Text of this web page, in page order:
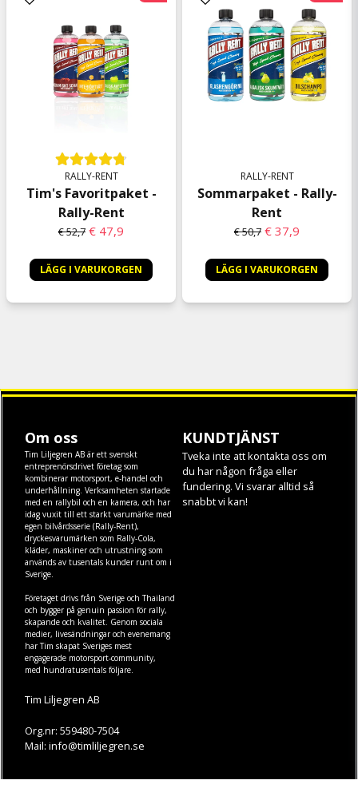
RALLY-RENT
Tim's Favoritpaket -
Rally-Rent
€ 52,7 € 47,9
LÄGG I VARUKORGEN
RALLY-RENT
Sommarpaket - Rally-
Rent
€ 50,7 € 37,9
LÄGG I VARUKORGEN
Om oss
Tim Liljegren AB är ett svenskt
entreprenörsdrivet företag som
kombinerar motorsport, e-handel och
underhållning. Verksamheten startade
med en rallybil och en kamera, och har
idag vuxit till ett starkt varumärke med
egen bilvårdsserie (Rally-Rent),
dryckesvarumärken som Rally-Cola,
kläder, maskineroch utrustning som
används av tusentals kunder runt om i
Sverige.
Företaget drivs från Sverige och Thailand
och bygger på genuin passion för rally,
skapande och kvalitet. Genom sociala
medier, livesändningar och evenemang
har Tim skapat Sveriges mest
engagerade motorsport-community,
med hundratusentals följare.
Tim Liljegren AB
Org.nr: 559480-7504
Mail: info@timliljegren.se
KUNDTJÄNST
Tveka inte att kontakta oss om
du har någon fråga eller
fundering. Vi svarar alltid så
snabbt vi kan!